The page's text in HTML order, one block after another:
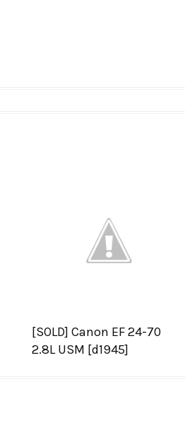
[SOLD] Canon EF 24-70
2.8L USM [d1945]